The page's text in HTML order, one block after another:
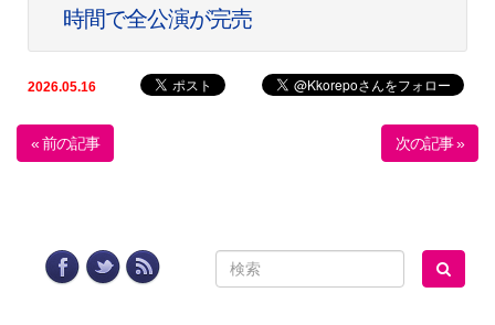
時間で全公演が完売
2026.05.16
« 前の記事 次の記事 »